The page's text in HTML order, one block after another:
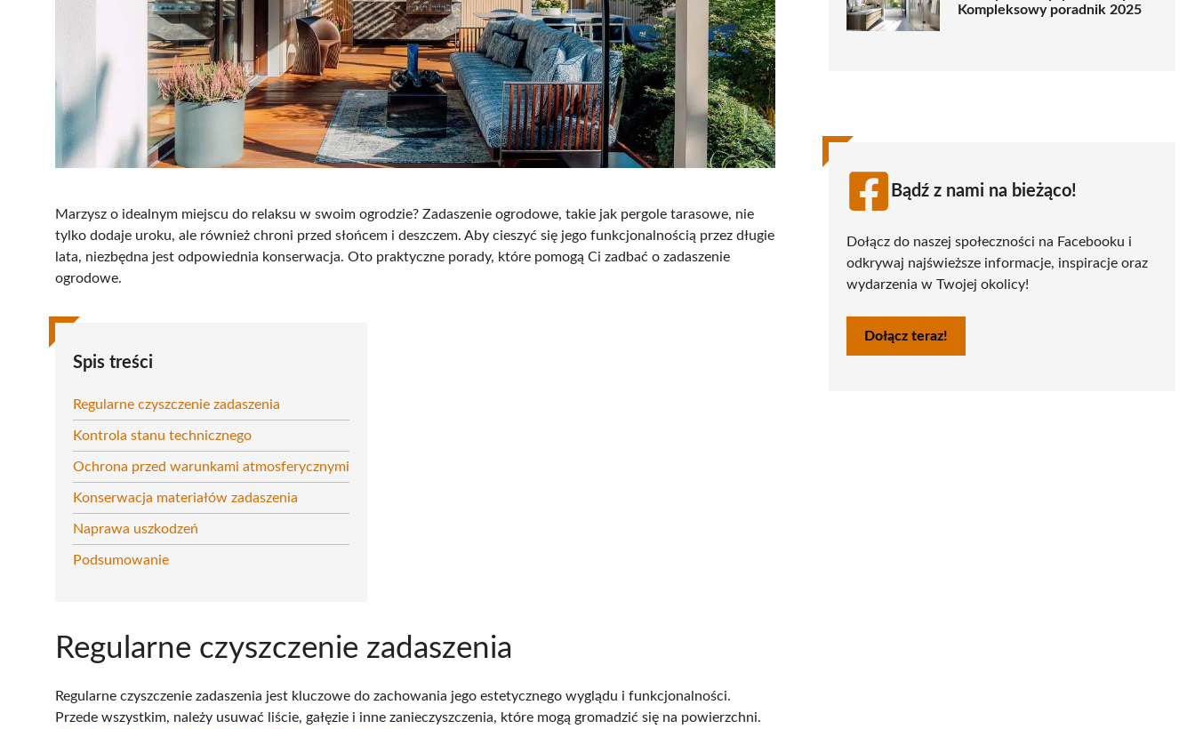
Marzysz o idealnym miejscu do relaksu w swoim ogrodzie? Zadaszenie ogrodowe, takie jak pergole tarasowe, nie
tylko dodaje uroku, ale również chroni przed słońcem i deszczem. Aby cieszyć się jego funkcjonalnością przez długie
lata, niezbędna jest odpowiednia konserwacja. Oto praktyczne porady, które pomogą Ci zadbać o zadaszenie
ogrodowe.
Spis treści
Regularne czyszczenie zadaszenia
Kontrola stanu technicznego
Ochrona przed warunkami atmosferycznymi
Konserwacja materiałów zadaszenia
Naprawa uszkodzeń
Podsumowanie
Regularne czyszczenie zadaszenia
Regularne czyszczenie zadaszenia jest kluczowe do zachowania jego estetycznego wyglądu i funkcjonalności.
Przede wszystkim, należy usuwać liście, gałęzie i inne zanieczyszczenia, które mogą gromadzić się na powierzchni.
Kompleksowy poradnik 2025
Bądź z nami na bieżąco!
Dołącz do naszej społeczności na Facebooku i
odkrywaj najświeższe informacje, inspiracje oraz
wydarzenia w Twojej okolicy!
Dołącz teraz!